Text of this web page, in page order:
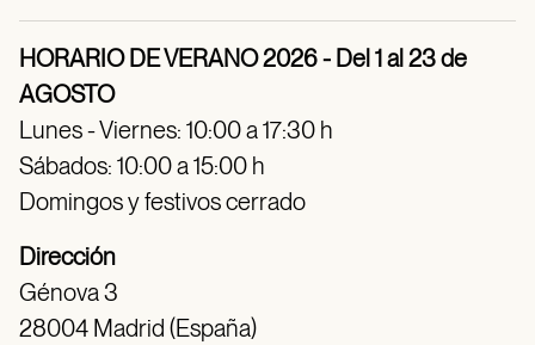
HORARIO DE VERANO 2026 - Del 1 al 23 de
AGOSTO
Lunes - Viernes: 10:00 a 17:30 h
Sábados: 10:00 a 15:00 h
Domingos y festivos cerrado
Dirección
Génova 3
28004 Madrid (España)